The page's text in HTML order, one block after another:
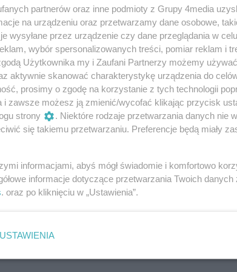
Radia Rekord był Grzegorz Domagała
Wielka, kandydat na prezesa
Piłki Nożnej w Kielcach.
oficjalnie zawodnikiem Sparty
z wielką niecierpliwością. Ale stało się i
nowego zawodnika Sparty Kazimierza
Mineralne świętują pierwszą
prezes Kazimierskiego Ośrodka
że z miesiąca na miesiąc rośnie ich popularność
punktu na turystycznej mapie regionu.
partnerów oraz inne podmioty z Grupy 4media
na urządzeniu oraz przetwarzamy dane osobowe,
wysyłane przez urządzenie czy dane przeglądania w
wybór spersonalizowanych treści, pomiar reklam i
Użytkownika my i Zaufani Partnerzy możemy
aktywnie skanować charakterystykę urządzenia do
prosimy o zgodę na korzystanie z tych technologii
i zawsze możesz ją zmienić/wycofać klikając przycisk
strony
. Niektóre rodzaje przetwarzania danych nie
się takiemu przetwarzaniu. Preferencje będą miały
informacjami, abyś mógł świadomie i komfortowo
informacje dotyczące przetwarzania Twoich
. oraz po kliknięciu w „Ustawienia”.
USTAWIENIA